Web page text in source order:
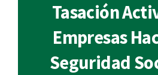
Tasación
Empresas
Seguridad